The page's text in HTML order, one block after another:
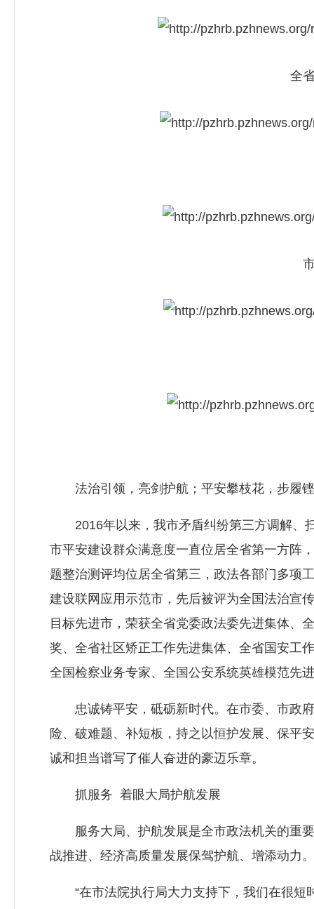
全
法治引领，亮剑护航；平安攀枝花，步履
2016年以来，我市矛盾纠纷第三方调解、扫
市平安建设群众满意度一直位居全省第一方阵
题整治测评均位居全省第三，政法各部门多项
建设联网应用示范市，先后被评为全国法治宣
目标先进市，荣获全省党委政法委先进集体、
奖、全省社区矫正工作先进集体、全省国安工
全国检察业务专家、全国公安系统英雄模范
忠诚铸平安，砥砺新时代。在市委、市政府
险、破难题、补短板，持之以恒护发展、保平
诚和担当谱写了催人奋进的豪迈乐章。
抓服务 着眼大局护航发展
服务大局、护航发展是全市政法机关的重要
战推进、经济高质量发展保驾护航、增添动力。
“在市法院执行局大力支持下，我们在很短